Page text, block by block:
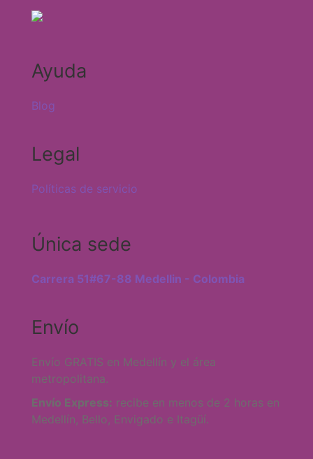
Ayuda
Blog
Legal
Políticas de servicio
Única sede
Carrera 51#67-88 Medellin - Colombia
Envío
Envío GRATIS en Medellín y el área
metropolitana.
Envío Express: recibe en menos de 2 horas en
Medellín, Bello, Envigado e Itagüí.